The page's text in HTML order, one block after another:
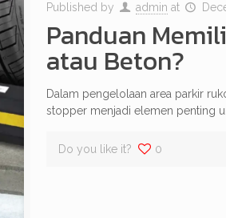
Published by admin at
Panduan
atau Beton?
Dalam pengelolaan area parkir
stopper menjadi elemen penting
Do you like it? 0